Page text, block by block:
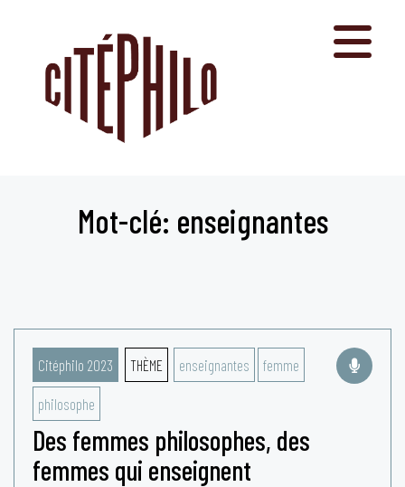
Mot-clé: enseignantes
Citéphilo 2023 THÈME enseignantes femme
philosophe
Des femmes philosophes, des
femmes qui enseignent